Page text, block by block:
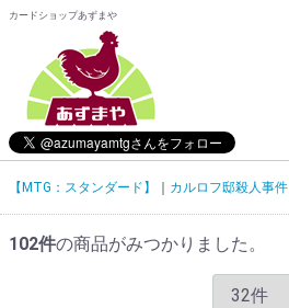
カードショップあずまや
【MTG：スタンダード】 カルロフ邸殺人事件
102件の商品がみつかりました。